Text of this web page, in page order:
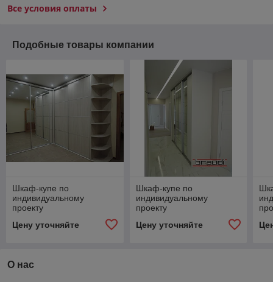
Все условия оплаты
Подобные товары компании
Шкаф-купе по
индивидуальному
проекту
Цену уточняйте
Шкаф-купе по
индивидуальному
проекту
Цену уточняйте
О нас